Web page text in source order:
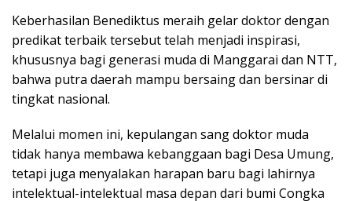
Keberhasilan Benediktus meraih gelar doktor dengan
predikat terbaik tersebut telah menjadi inspirasi,
khususnya bagi generasi muda di Manggarai dan NTT,
bahwa putra daerah mampu bersaing dan bersinar di
tingkat nasional.
Melalui momen ini, kepulangan sang doktor muda
tidak hanya membawa kebanggaan bagi Desa Umung,
tetapi juga menyalakan harapan baru bagi lahirnya
intelektual-intelektual masa depan dari bumi Congka